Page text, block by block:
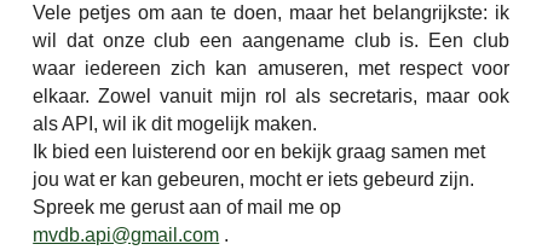
Vele petjes om aan te doen, maar het belangrijkste: ik
wil dat onze club een aangename club is. Een club
waar iedereen zich kan amuseren, met respect voor
elkaar. Zowel vanuit mijn rol als secretaris, maar ook
als API, wil ik dit mogelijk maken.
Ik bied een luisterend oor en bekijk graag samen met
jou wat er kan gebeuren, mocht er iets gebeurd zijn.
Spreek me gerust aan of mail me op
mvdb.api@gmail.com .